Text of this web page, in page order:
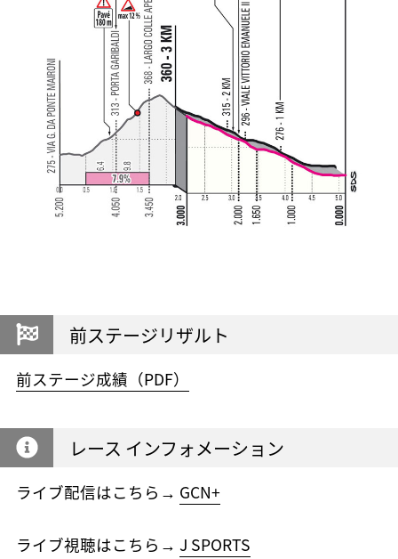
前ステージリザルト
前ステージ成績（PDF）
レース インフォメーション
ライブ配信はこちら→ GCN+
ライブ視聴はこちら→ J SPORTS